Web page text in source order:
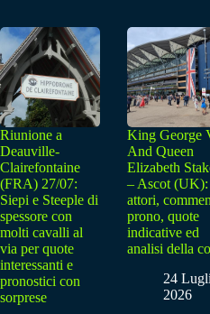
Riunione a
Deauville-
Clairefontaine
(FRA) 27/07:
Siepi e Steeple di
spessore con
molti cavalli al
via per quote
interessanti e
pronostici con
sorprese
King George
And Queen
Elizabeth
– Ascot (UK):
attori,
prono, quote
indicative ed
analisi della
24
2026